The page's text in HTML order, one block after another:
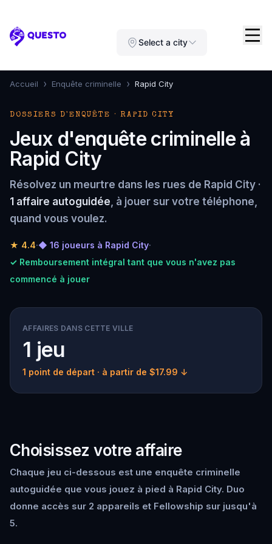
Questo Select a city
Accueil › Enquête criminelle › Rapid City
DOSSIERS D'ENQUÊTE · RAPID CITY
Jeux d'enquête criminelle à
Rapid City
Résolvez un meurtre dans les rues de Rapid City ·
1 affaire autoguidée, à jouer sur votre téléphone,
quand vous voulez.
★ 4.4·◆ 16 joueurs à Rapid City·
✓ Remboursement intégral tant que vous n'avez pas
commencé à jouer
AFFAIRES DANS CETTE VILLE
1 jeu
1 point de départ · à partir de $17.99 ↓
Choisissez votre affaire
Chaque jeu ci-dessous est une enquête criminelle
autoguidée que vous jouez à pied à Rapid City. Duo
donne accès sur 2 appareils et Fellowship sur jusqu'à
5.